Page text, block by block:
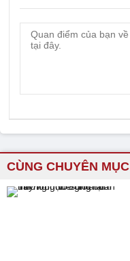
CÙNG CHUYÊN MỤC